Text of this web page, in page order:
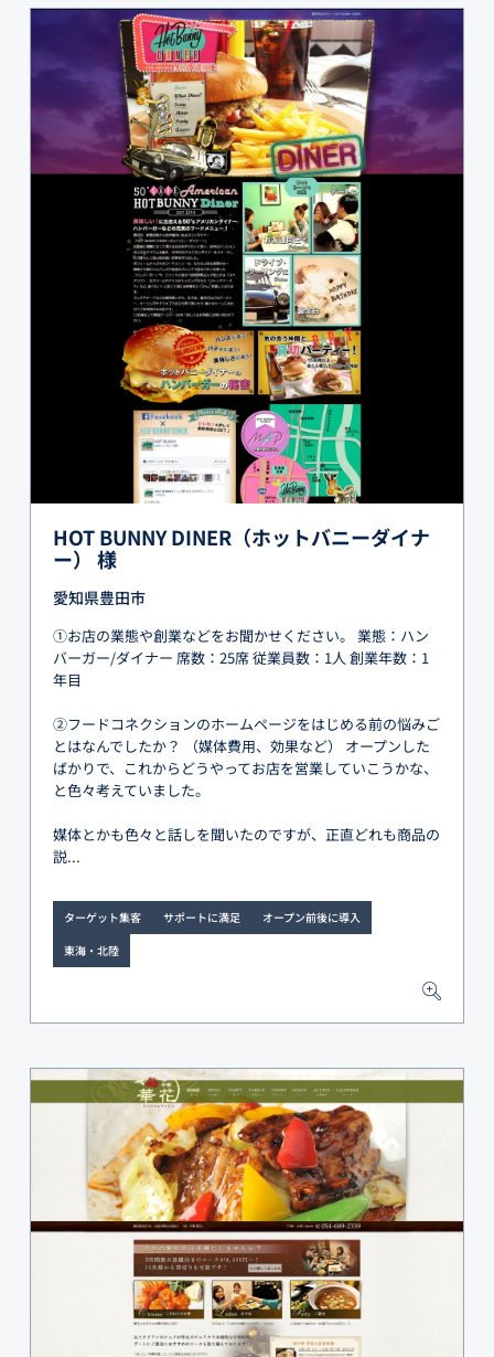
HOT BUNNY DINER（ホットバニーダイナ
ー） 様
愛知県豊田市
①お店の業態や創業などをお聞かせください。 業態：ハン
バーガー/ダイナー 席数：25席 従業員数：1人 創業年数：1
年目
②フードコネクションのホームページをはじめる前の悩みご
とはなんでしたか？ （媒体費用、効果など） オープンした
ばかりで、これからどうやってお店を営業していこうかな、
と色々考えていました。
媒体とかも色々と話しを聞いたのですが、正直どれも商品の
説...
ターゲット集客 サポートに満足
オープン前後に導入
東海・北陸